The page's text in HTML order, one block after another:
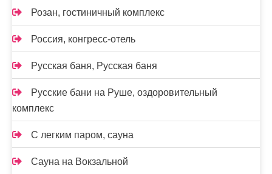
Розан, гостиничный комплекс
Россия, конгресс-отель
Русская баня, Русская баня
Русские бани на Руше, оздоровительный
комплекс
С легким паром, сауна
Сауна на Вокзальной